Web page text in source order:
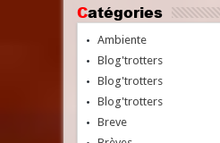
Catégories
Ambiente
Blog'trotters
Blog'trotters
Blog'trotters
Breve